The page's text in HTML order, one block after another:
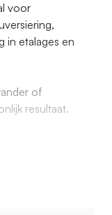
voor
in etalages en
of
resultaat.